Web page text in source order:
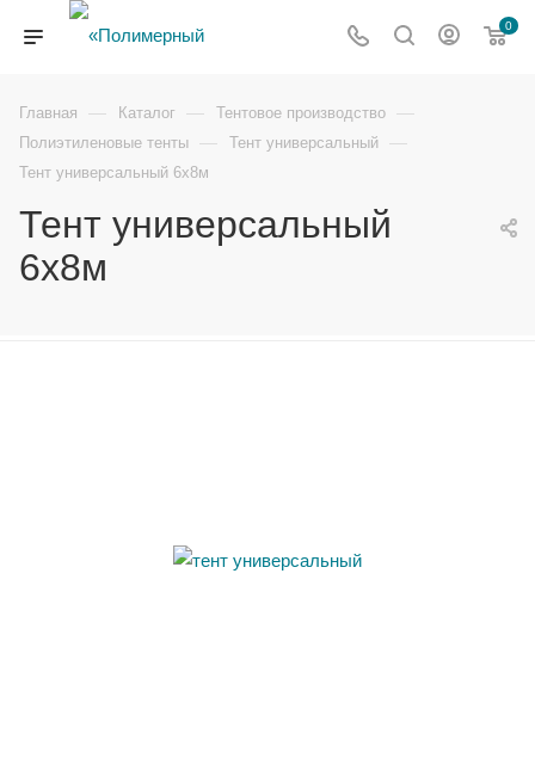
0
Главная — Каталог — Тентовое производство —
Полиэтиленовые тенты — Тент универсальный —
Тент универсальный 6х8м
Тент универсальный
6х8м